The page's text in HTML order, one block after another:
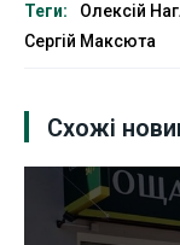
Теги: Олексій
Сергій Максюта
Схожі